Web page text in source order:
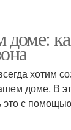
хотим
доме. В
это с